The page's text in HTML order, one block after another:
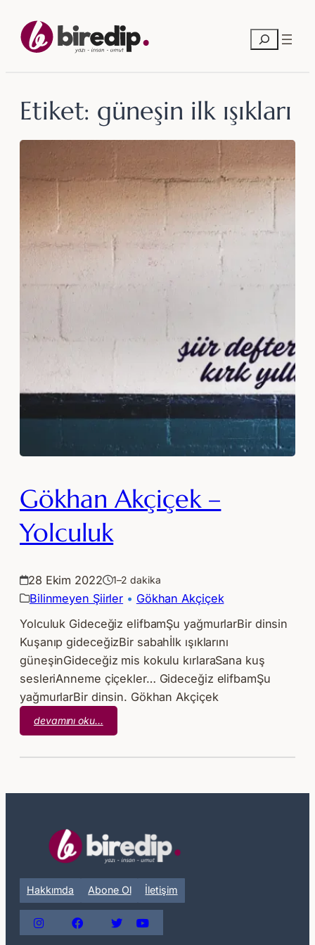
geç
Ara
Etiket: güneşin ilk ışıkları
Gökhan Akçiçek –
Yolculuk
28 Ekim 2022 1–2 dakika
Bilinmeyen Şiirler • Gökhan Akçiçek
Yolculuk Gideceğiz elifbamŞu yağmurlarBir dinsin
Kuşanıp gideceğizBir sabahİlk ışıklarını
güneşinGideceğiz mis kokulu kırlaraSana kuş
sesleriAnneme çiçekler… Gideceğiz elifbamŞu
yağmurlarBir dinsin. Gökhan Akçiçek
devamını oku…
Gökhan
Hakkımda Abone Ol İletişim